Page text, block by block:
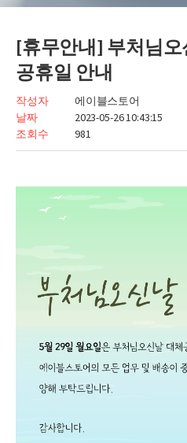
[휴무안내] 부처님오
공휴일 안내
작성자
에이블스토어
날짜
2023-05-26 10:43:15
조회수
981